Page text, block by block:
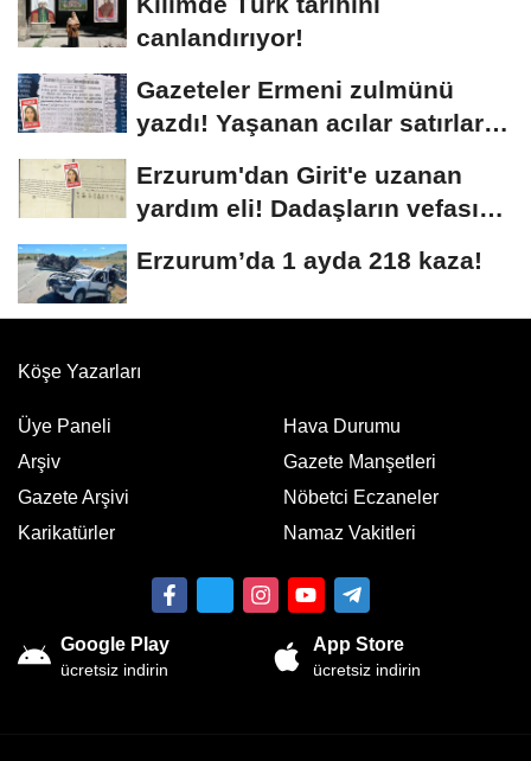
canlandırıyor!
Gazeteler Ermeni zulmünü
yazdı! Yaşanan acılar satırlara
Erzurum'dan Girit'e uzanan
yardım eli! Dadaşların vefası
Erzurum’da 1 ayda 218 kaza!
Köşe Yazarları
Üye Paneli
Arşiv
Gazete Arşivi
Karikatürler
Hava Durumu
Gazete Manşetleri
Nöbetci Eczaneler
Namaz Vakitleri
Google Play
ücretsiz indirin
App Store
ücretsiz indirin